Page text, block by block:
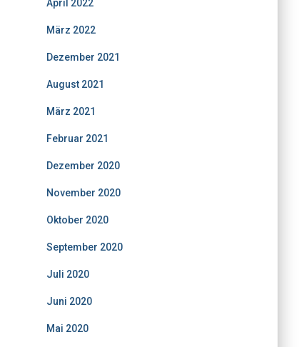
April 2022
März 2022
Dezember 2021
August 2021
März 2021
Februar 2021
Dezember 2020
November 2020
Oktober 2020
September 2020
Juli 2020
Juni 2020
Mai 2020